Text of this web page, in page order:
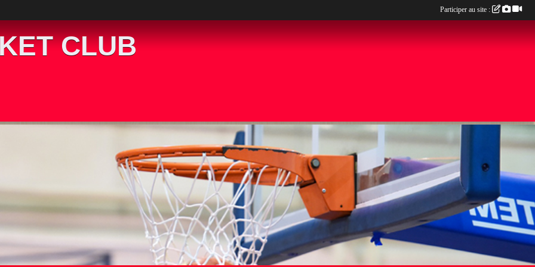
CLUB
Participer au site :